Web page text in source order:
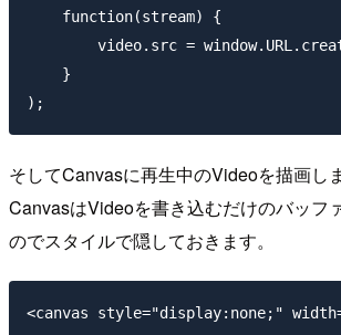
    function(stream) {
video.src =
    }
そしてCanvasに再生中のVideoを描画し
CanvasはVideoを書き込むだけのバッフ
のでスタイルで隠しておきます。